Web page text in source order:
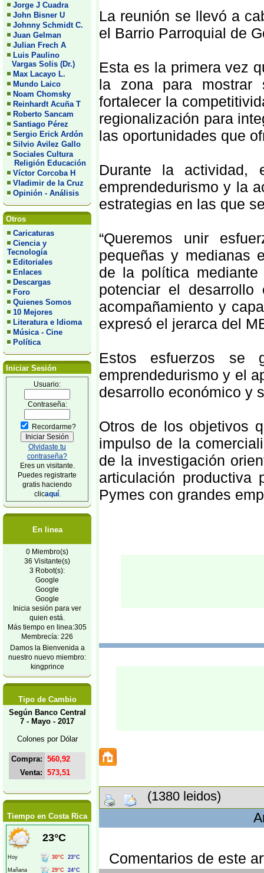
Jorge J Cuadra
John Bisner U
Johnny Schmidt C.
Juan Gelman
Julian Frech A
Luis Paulino
Vargas Solis (Dr.)
Max Lacayo L.
Mundo Laico
Noam Chomsky
Reinhardt Acuña T
Roberto Sancam
Santiago Pérez
Sergio Erick Ardón
Silvio Avilez Gallo
Sociales Cultura
Religión Educación
Víctor Corcoba H
Vladimir de la Cruz
Opinión - Análisis
Otros
Caricaturas
Ciencia y
Tecnología
Editoriales
Enlaces
Descargas
Foro
Quienes Somos
10 Mejores
Literatura e Idioma
Música - Cine
Política
Iniciar Sesión
Usuario:
Contraseña:
Recordarme?
Olvidaste tu
contraseña?
Eres un visitante.
Puedes registrarte
gratis haciendo
clicaquí.
En linea
0 Miembro(s)
36 Visitante(s)
3 Robot(s):
Google
Google
Google
Inicia sesión para ver
quien está.
Más tiempo en linea:305
Membrecía: 226
Damos la Bienvenida a
nuestro nuevo miembro:
kingprince
Tipo de Cambio
Según Banco Central
7 - Mayo - 2017
Colones por Dólar
Compra: 560,92
Venta: 573,51
Tiempo en Costa Rica
La reunión se llevó a
el Barrio Parroquial de
Esta es la primera vez
la zona para mostrar
fortalecer la
regionalización para
las oportunidades que
Durante la actividad,
emprendedurismo y la
estrategias en las que
“Queremos unir
pequeñas y medianas
de la política
potenciar el
acompañamiento y
expresó el jerarca del
Estos esfuerzos se
emprendedurismo y el
desarrollo económico y
Otros de los objetivos
impulso de la
de la investigación
articulación productiva
Pymes con grandes
(1380 leidos)
Comentarios de este